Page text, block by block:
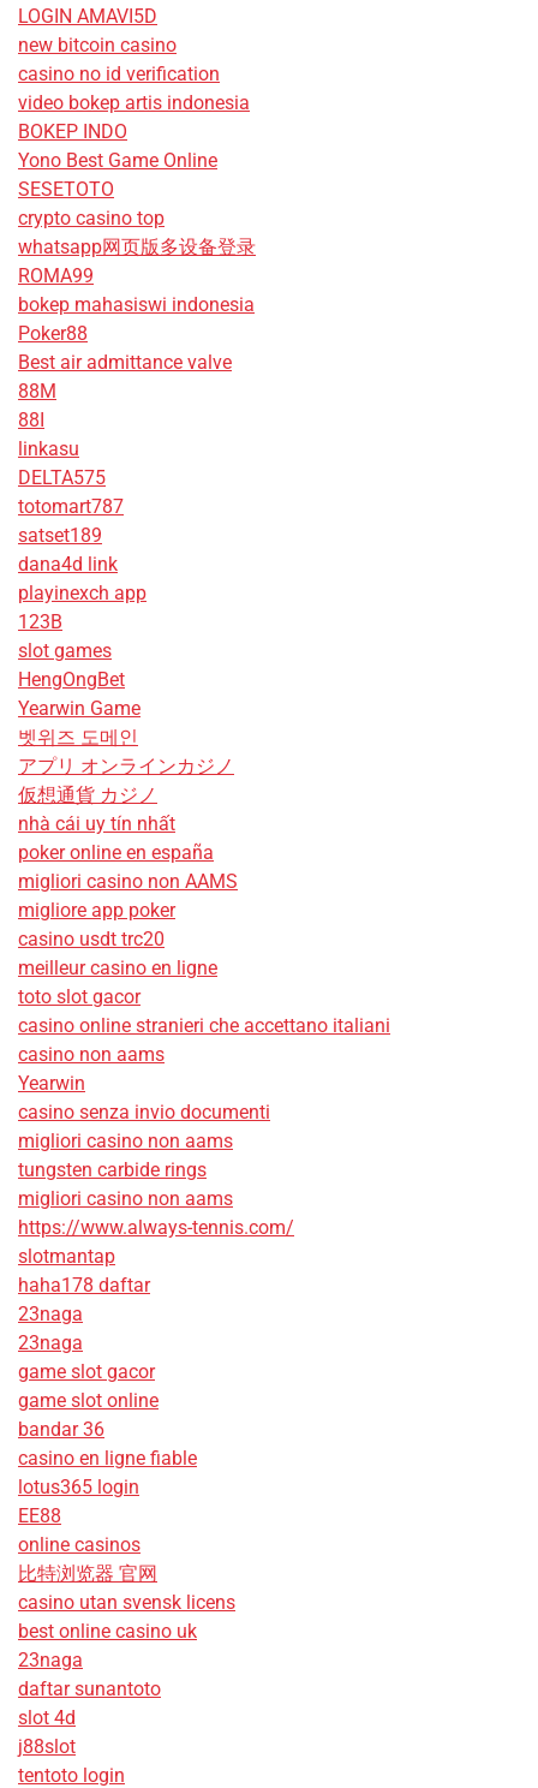
LOGIN AMAVI5D
new bitcoin casino
casino no id verification
video bokep artis indonesia
BOKEP INDO
Yono Best Game Online
SESETOTO
crypto casino top
whatsapp网页版多设备登录
ROMA99
bokep mahasiswi indonesia
Poker88
Best air admittance valve
88M
88I
linkasu
DELTA575
totomart787
satset189
dana4d link
playinexch app
123B
slot games
HengOngBet
Yearwin Game
벳위즈 도메인
アプリ オンラインカジノ
仮想通貨 カジノ
nhà cái uy tín nhất
poker online en españa
migliori casino non AAMS
migliore app poker
casino usdt trc20
meilleur casino en ligne
toto slot gacor
casino online stranieri che accettano italiani
casino non aams
Yearwin
casino senza invio documenti
migliori casino non aams
tungsten carbide rings
migliori casino non aams
https://www.always-tennis.com/
slotmantap
haha178 daftar
23naga
23naga
game slot gacor
game slot online
bandar 36
casino en ligne fiable
lotus365 login
EE88
online casinos
比特浏览器 官网
casino utan svensk licens
best online casino uk
23naga
daftar sunantoto
slot 4d
j88slot
tentoto login